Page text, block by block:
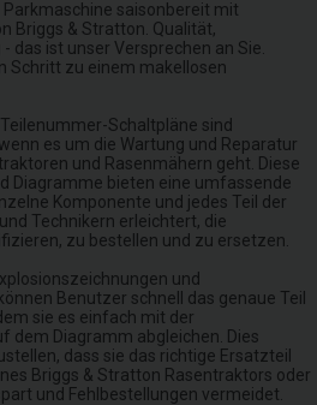
Parkmaschine saisonbereit mit
Briggs & Stratton. Qualität,
das ist unser Versprechen an Sie.
Schritt zu einem makellosen
Schaltpläne sind
es um die Wartung und Reparatur
und Rasenmähern geht. Diese
Diagramme bieten eine umfassende
Komponente und jedes Teil der
Technikern erleichtert, die
zu bestellen und zu ersetzen.
und
Benutzer schnell das genaue Teil
sie es einfach mit der
dem Diagramm abgleichen. Dies
dass sie das richtige Ersatzteil
Briggs & Stratton Rasentraktors oder
und Fehlbestellungen vermeidet.